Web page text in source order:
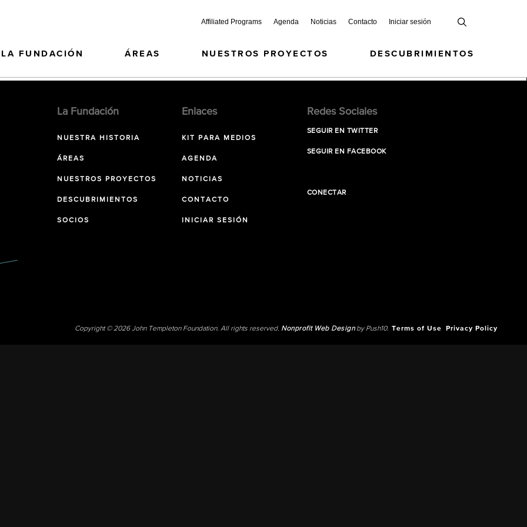
Affiliated Programs Agenda Noticias Contacto Iniciar sesión
LA FUNDACIÓN ÁREAS NUESTROS PROYECTOS DESCUBRIMIENTOS
La Fundación
NUESTRA HISTORIA
ÁREAS
NUESTROS PROYECTOS
DESCUBRIMIENTOS
SOCIOS
Enlaces
KIT PARA MEDIOS
AGENDA
NOTICIAS
CONTACTO
INICIAR SESIÓN
Redes Sociales
SEGUIR EN TWITTER
SEGUIR EN FACEBOOK
CONECTAR
Copyright © 2026 John Templeton Foundation. All rights reserved. Nonprofit Web Designby Push10. Terms of Use Privacy Policy